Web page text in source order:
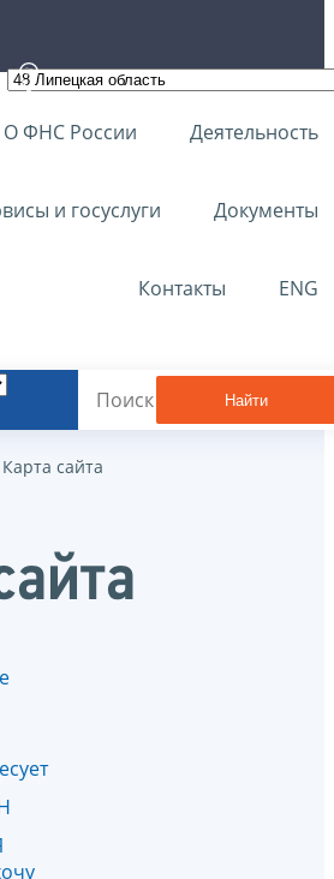
О ФНС России Деятельность
и госуслуги Документы
Контакты ENG
Найти
Карта сайта